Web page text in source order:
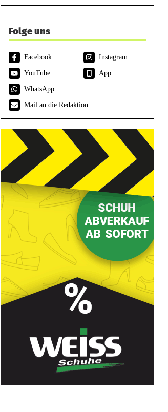
Folge uns
Facebook
Instagram
YouTube
App
WhatsApp
Mail an die Redaktion